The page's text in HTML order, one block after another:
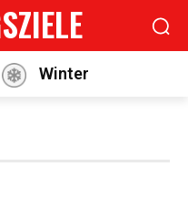
Winter